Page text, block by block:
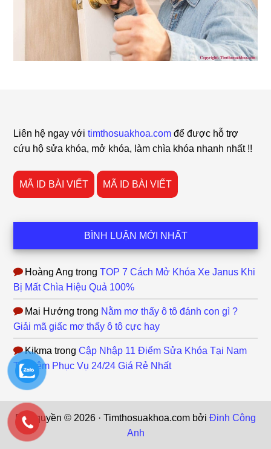
Liên hệ ngay vớitimthosuakhoa.com để được hỗ trợ
cứu hộ sửa khóa, mở khóa, làm chìa khóa nhanh nhất !!
MÃ ID BÀI VIẾT MÃ ID BÀI VIẾT
BÌNH LUẬN MỚI NHẤT
Hoàng Ang trongTOP 7 Cách Mở Khóa Xe Janus Khi
Bị Mất Chìa Hiệu Quả 100%
Mai Hướng trong Nằm mơ thấy ô tô đánh con gì ?
Giải mã giấc mơ thấy ô tô cực hay
Kikma trongCập Nhập 11 Điểm Sửa Khóa Tại Nam
Từ Liêm Phục Vụ 24/24 Giá Rẻ Nhất
Bản quyền © 2026 · Timthosuakhoa.com bởi Đinh Công
Anh